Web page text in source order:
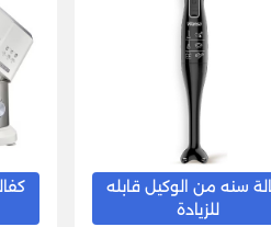
سنه من الوكيل قابله
للزيادة